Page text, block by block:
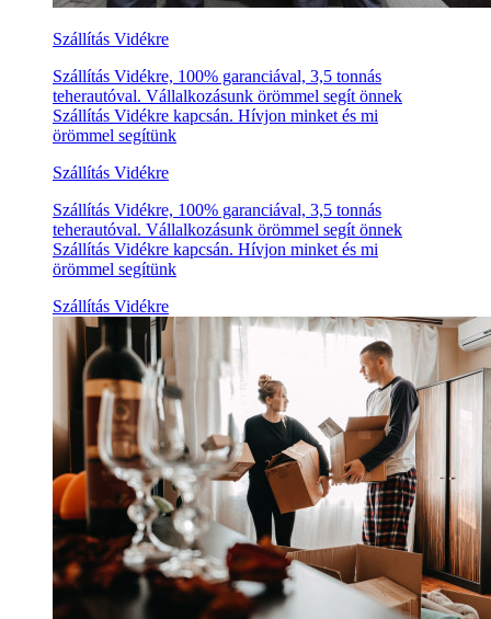
Szállítás Vidékre
Szállítás Vidékre, 100% garanciával, 3,5 tonnás
teherautóval. Vállalkozásunk örömmel segít önnek
Szállítás Vidékre kapcsán. Hívjon minket és mi
örömmel segítünk
Szállítás Vidékre
Szállítás Vidékre, 100% garanciával, 3,5 tonnás
teherautóval. Vállalkozásunk örömmel segít önnek
Szállítás Vidékre kapcsán. Hívjon minket és mi
örömmel segítünk
Szállítás Vidékre